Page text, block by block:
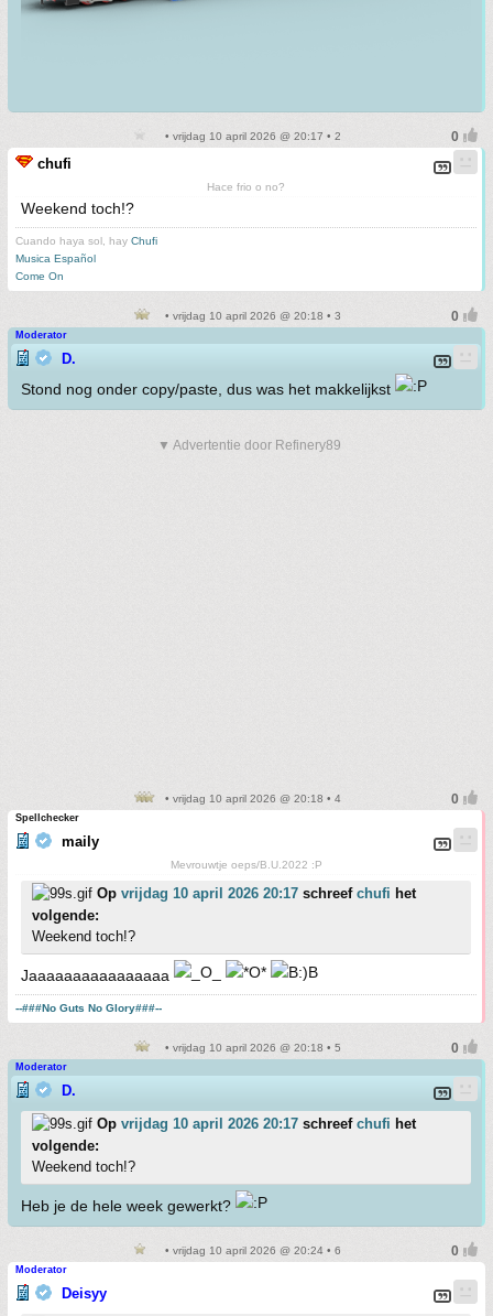
• vrijdag 10 april 2026 @ 20:17 • 2
chufi
Hace frio o no?
Weekend toch!?
Cuando haya sol, hay Chufi
Musica Español
Come On
• vrijdag 10 april 2026 @ 20:18 • 3
Moderator
D.
Stond nog onder copy/paste, dus was het makkelijkst
▼ Advertentie door Refinery89
• vrijdag 10 april 2026 @ 20:18 • 4
Spellchecker
maily
Mevrouwtje oeps/B.U.2022 :P
Op vrijdag 10 april 2026 20:17 schreef chufi het
volgende:
Weekend toch!?
Jaaaaaaaaaaaaaaaa
--###No Guts No Glory###--
• vrijdag 10 april 2026 @ 20:18 • 5
Moderator
D.
Op vrijdag 10 april 2026 20:17 schreef chufi het
volgende:
Weekend toch!?
Heb je de hele week gewerkt?
• vrijdag 10 april 2026 @ 20:24 • 6
Moderator
Deisyy